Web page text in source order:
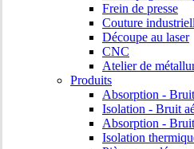
Frein de presse
Couture
Découpe au laser
CNC
Atelier de
Produits
Absorption -
Isolation - Bruit
Absorption -
Isolation